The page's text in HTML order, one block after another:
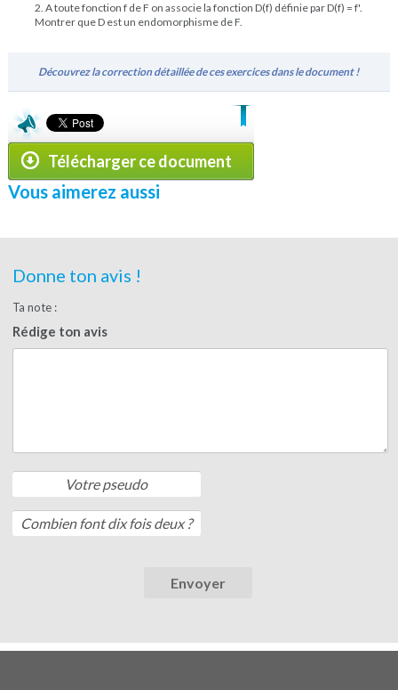
2. A toute fonction f de F on associe la fonction D(f) définie par D(f) = f'.
Montrer que D est un endomorphisme de F.
Découvrez la correction détaillée de ces exercices dans le document !
Télécharger ce document
Vous aimerez aussi
Donne ton avis !
Ta note :
Rédige ton avis